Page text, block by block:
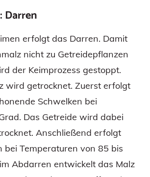
Darren
erfolgt das Darren. Damit
nicht zu Getreidepflanzen
der Keimprozess gestoppt.
wird getrocknet. Zuerst erfolgt
Schwelken bei
Das Getreide wird dabei
Anschließend erfolgt
bei Temperaturen von 85 bis
Abdarren entwickelt das Malz